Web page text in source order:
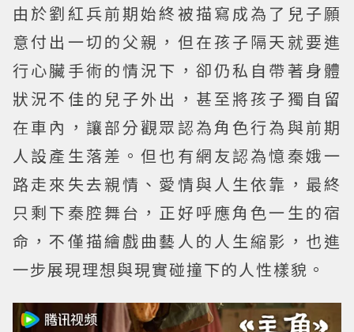
由於劉紅兵前期始終被描寫成為了兒子願
意付出一切的父親，但在孩子隔天就要進
行心臟手術的情況下，卻仍私自帶著身體
狀況不佳的兒子外出，甚至將孩子獨自留
在車內，讓部分觀眾認為角色行為與前期
人設產生落差。但也有網友認為憶秦娥一
路走來失去親情、愛情與人生依靠，最終
只剩下秦腔舞台，正好呼應角色一生的宿
命，不僅描繪戲曲藝人的人生縮影，也進
一步展現理想與現實碰撞下的人性樣貌。